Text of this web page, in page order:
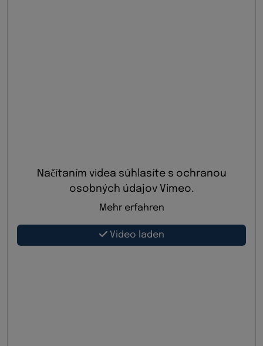
Načítaním videa súhlasíte s ochranou
osobných údajov Vimeo.
Mehr erfahren
Video laden